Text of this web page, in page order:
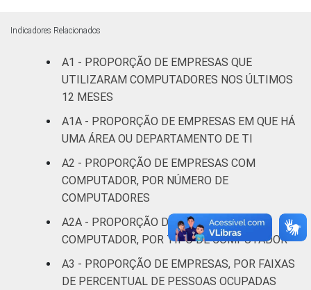
automotores e
motocicletas
Transporte,
armazenagem
e correio
27 21 20
Alojamento e
alimentação
57
Atividades
imobiliárias;
atividades
profissionais,
Indicadores Relacionados
A1 - PROPORÇÃO DE EMPRESAS QUE
UTILIZARAM COMPUTADORES NOS ÚLTIMOS
12 MESES
A1A - PROPORÇÃO DE EMPRESAS EM QUE HÁ
UMA ÁREA OU DEPARTAMENTO DE TI
A2 - PROPORÇÃO DE EMPRESAS COM
COMPUTADOR, POR NÚMERO DE
COMPUTADORES
A2A - PROPORÇÃO DE EMPRESAS COM
COMPUTADOR, POR TIPO DE COMPUTADOR
A3 - PROPORÇÃO DE EMPRESAS, POR FAIXAS
DE PERCENTUAL DE PESSOAS OCUPADAS